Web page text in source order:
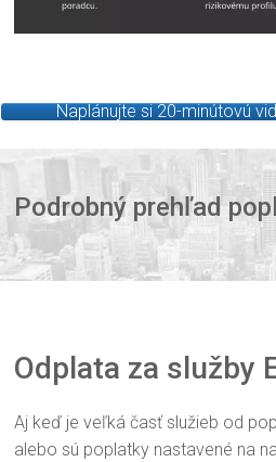
Naplánujte si 20-minútovú
Podrobný prehľad
Odplata za služby
Aj keď je veľká časť služieb od
alebo sú poplatky nastavené na